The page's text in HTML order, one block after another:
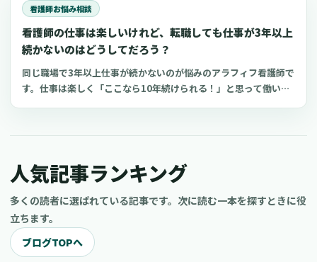
看護師お悩み相談
看護師の仕事は楽しいけれど、転職しても仕事が3年以上
続かないのはどうしてだろう？
同じ職場で3年以上仕事が続かないのが悩みのアラフィフ看護師で
す。仕事は楽しく「ここなら10年続けられる！」と思って働いて
などで働きましたが、どこも3年から4年で転職
人気記事ランキング
多くの読者に選ばれている記事です。次に読む一本を探すときに役
立ちます。
ブログTOPへ